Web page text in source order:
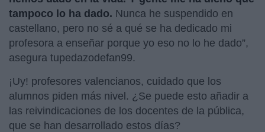
tampoco lo ha dado. Nunca he suspendido en
castellano, pero no sé a qué se ha dedicado mi
profesora a enseñar porque yo eso no lo he dado”,
asegura tupedazodefan99.
¡Uy! profesores valencianos, cuidado que los
alumnos piden más nivel. ¿Se puede esto añadir a
las reivindicaciones de los docentes de la pública,
que se han desarrollado estos días?